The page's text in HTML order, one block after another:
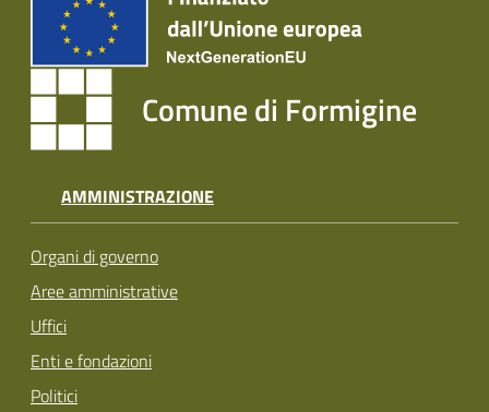
Comune di Formigine
AMMINISTRAZIONE
Organi di governo
Aree amministrative
Uffici
Enti e fondazioni
Politici